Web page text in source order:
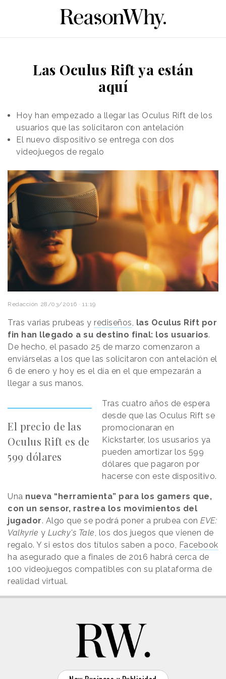
Las Oculus Rift ya están
aquí
Hoy han empezado a llegar las Oculus Rift de los
usuarios que las solicitaron con antelación
El nuevo dispositivo se entrega con dos
videojuegos de regalo
Redacción 28/03/2016 · 11:19
Tras varias prubeas y rediseños, las Oculus Rift por
fin han llegado a su destino final: los usuarios.
De hecho, el pasado 25 de marzo comenzaron a
enviárselas a los que las solicitaron con antelación el
6 de enero y hoy es el día en el que empezarán a
llegar a sus manos.
El precio de las
Oculus Rift es de
599 dólares
Tras cuatro años de espera
desde que las Oculus Rift se
promocionaran en
Kickstarter, los ususarios ya
pueden amortizar los 599
dólares que pagaron por
hacerse con este dispositivo.
Una nueva “herramienta” para los gamers que,
con un sensor, rastrea los movimientos del
jugador. Algo que se podrá poner a prubea con EVE:
Valkyrie y Lucky's Tale, los dos juegos que vienen de
regalo. Y si estos dos títulos saben a poco, Facebook
ha asegurado que a finales de 2016 habrá cerca de
100 videojuegos compatibles con su plataforma de
realidad virtual.